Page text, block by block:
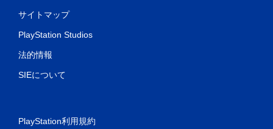
サイトマップ
PlayStation Studios
法的情報
SIEについて
PlayStation利用規約